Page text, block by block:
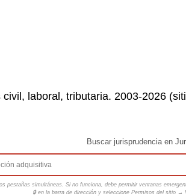
laboral, tributaria. 2003-2026
Buscar jurisprudencia en
pestañas simultáneas. Si no funciona, debe permitir ventanas
🔒 en la barra de dirección y seleccione Permisos del sitio →